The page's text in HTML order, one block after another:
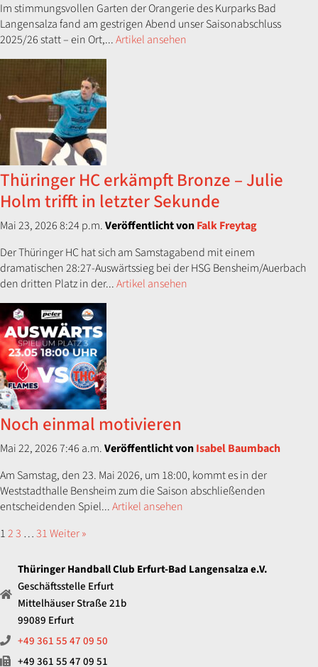
Im stimmungsvollen Garten der Orangerie des Kurparks Bad
Langensalza fand am gestrigen Abend unser Saisonabschluss
2025/26 statt – ein Ort,...Artikel ansehen
Thüringer HC erkämpft Bronze – Julie
Holm trifft in letzter Sekunde
Mai 23, 2026 8:24 p.m.Veröffentlicht vonFalk Freytag
Der Thüringer HC hat sich am Samstagabend mit einem
dramatischen 28:27-Auswärtssieg bei der HSG Bensheim/Auerbach
den dritten Platz in der...Artikel ansehen
Noch einmal motivieren
Mai 22, 2026 7:46 a.m.Veröffentlicht vonIsabel Baumbach
Am Samstag, den 23. Mai 2026, um 18:00, kommt es in der
Weststadthalle Bensheim zum die Saison abschließenden
entscheidenden Spiel...Artikel ansehen
123 …31Weiter »
Thüringer Handball Club Erfurt-Bad Langensalza e.V.
Geschäftsstelle Erfurt
Mittelhäuser Straße 21b
99089 Erfurt
+49 361 55 47 09 50
+49 361 55 47 09 51